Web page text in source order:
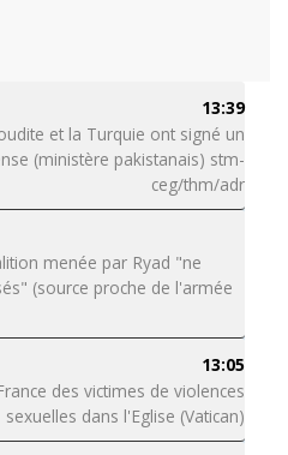
13:39
et la Turquie ont signé un
(ministère pakistanais) stm-
ceg/thm/adr
menée par Ryad "ne
(source proche de l'armée
13:05
des victimes de violences
sexuelles dans l'Eglise (Vatican)